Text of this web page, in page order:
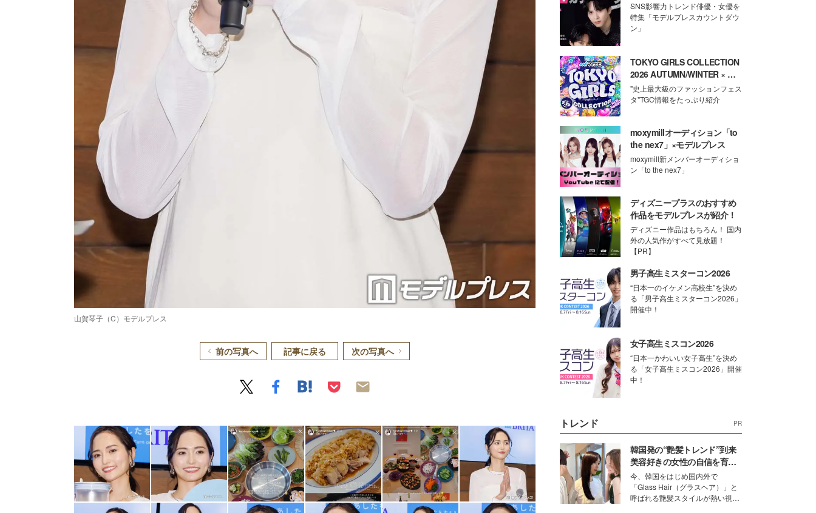
山賀琴子（C）モデルプレス
前の写真へ 記事に戻る 次の写真へ
SNS影響力トレンド俳優・女優を
特集「モデルプレスカウントダウ
ン」
TOKYO GIRLS COLLECTION
2026 AUTUMN/WINTER × モ
デルプレス
"史上最大級のファッションフェス
タ"TGC情報をたっぷり紹介
moxymillオーディション「to
the nex7」×モデルプレス
moxymill新メンバーオーディショ
ン「to the nex7」
ディズニープラスのおすすめ
作品をモデルプレスが紹介！
ディズニー作品はもちろん！ 国内
外の人気作がすべて見放題！
【PR】
男子高生ミスターコン2026
“日本一のイケメン高校生”を決め
る「男子高生ミスターコン2026」
開催中！
女子高生ミスコン2026
“日本一かわいい女子高生”を決め
る「女子高生ミスコン2026」開催
中！
トレンド PR
韓国発の“艶髪トレンド”到来
美容好きの女性の自信を育む
「ヘアケア事情」って？
今、韓国をはじめ国内外で
「Glass Hair（グラスヘア）」と
呼ばれる艶髪スタイルが熱い視線